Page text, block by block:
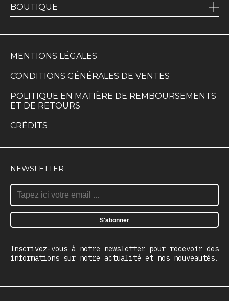
BOUTIQUE
MENTIONS LÉGALES
CONDITIONS GÉNÉRALES DE VENTES
POLITIQUE EN MATIÈRE DE REMBOURSEMENTS
ET DE RETOURS
CRÉDITS
NEWSLETTER
Inscrivez-vous à notre newsletter pour recevoir des
informations sur notre actualité et nos nouveautés.